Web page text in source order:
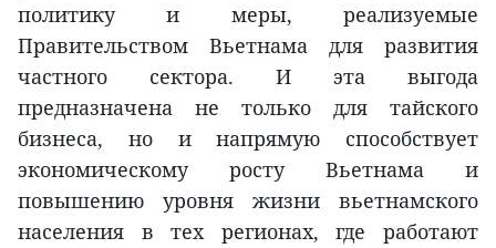
политику и меры, реализуемые
Правительством Вьетнама для развития
частного сектора. И эта выгода
предназначена не только для тайского
бизнеса, но и напрямую способствует
экономическому росту Вьетнама и
повышению уровня жизни вьетнамского
населения в тех регионах, где работают